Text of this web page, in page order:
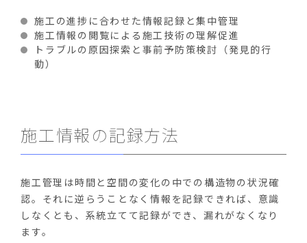
施工の進捗に合わせた情報記録と集中管理
施工情報の閲覧による施工技術の理解促進
トラブルの原因探索と事前予防策検討（発見的行
動）
施工情報の記録方法
施工管理は時間と空間の変化の中での構造物の状況確
認。それに逆らうことなく情報を記録できれば、意識
しなくとも、系統立てて記録ができ、漏れがなくなり
ます。